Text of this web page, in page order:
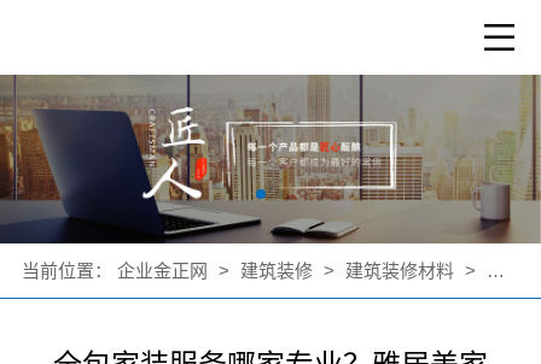
当前位置： 企业金正网 > 建筑装修 > 建筑装修材料 > 公司